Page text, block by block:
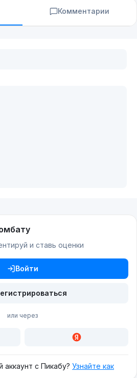
Комментарии
и ставь оценки
Войти
или через
с Пикабу? Узнайте как